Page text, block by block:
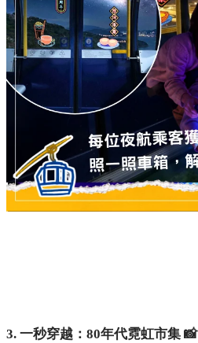
3. 一秒穿越：80年代霓虹市集 📸